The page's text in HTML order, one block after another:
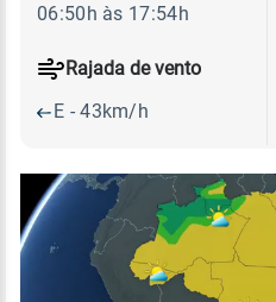
Rajada de vento
E - 43km/h
06:50h às 17:54h